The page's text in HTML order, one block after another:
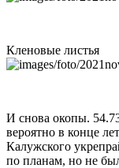
Кленовые листья
И снова окопы.
вероятно в конце
Калужского
по планам, но не